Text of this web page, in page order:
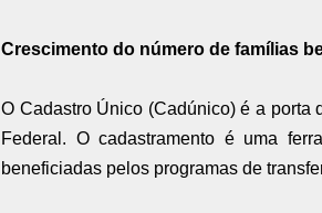
Crescimento do número de famílias
O Cadastro Único (Cadúnico) é a porta
Federal. O cadastramento é uma
beneficiadas pelos programas de